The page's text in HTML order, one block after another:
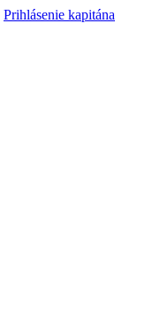
Prihlásenie kapitána